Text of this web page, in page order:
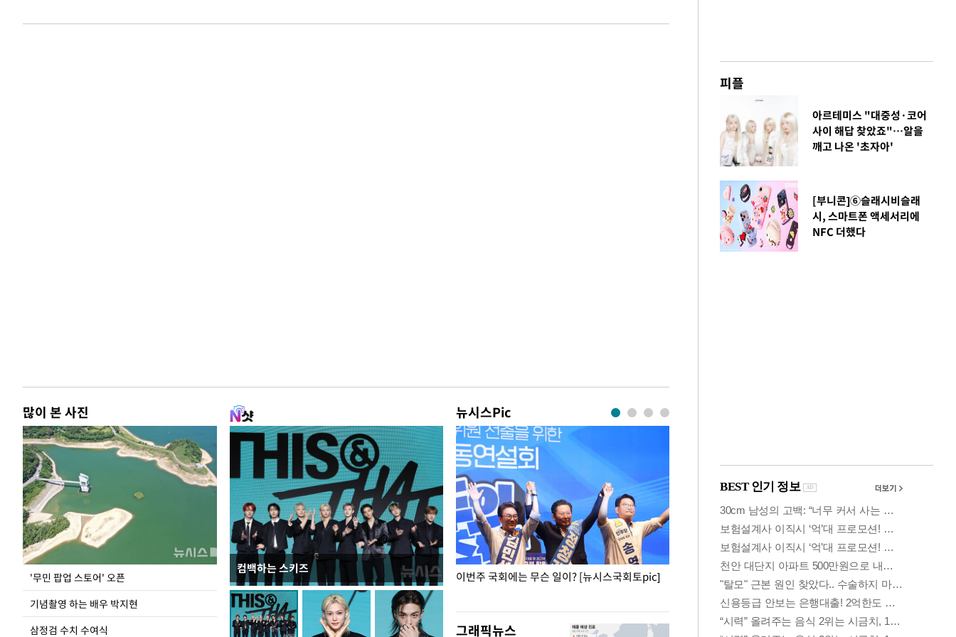
많이 본 사진
'무민 팝업 스토어' 오픈
기념촬영 하는 배우 박지현
삼정검 수치 수여식
컴백하는 스키즈
뉴시스Pic
이 대통령, 국가폭력 피해자에 위로·사과…"국가
가 책임지고 치유"
이번주 국회에는 무슨 일이? [뉴시스국회토pic] 청와대 일주일 사진으로 보는
그래픽뉴스
피플
아르테미스 "대중성·코어
사이 해답 찾았죠"…알을
깨고 나온 '초자아'
[부니콘]⑥슬래시비슬래
시, 스마트폰 액세서리에
NFC 더했다